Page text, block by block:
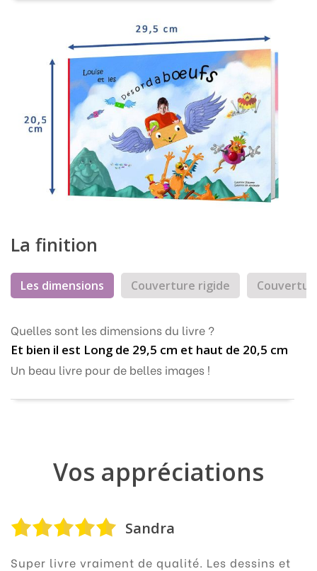
La finition
Les dimensions Couverture rigide
Quelles sont les dimensions du livre ?
Et bien il est Long de 29,5 cm et haut de 20,5 cm
Un beau livre pour de belles images !
Vos appréciations
Sandra
Super livre vraiment de qualité. Les dessins et